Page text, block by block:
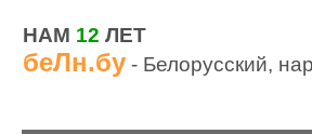
НАМ 12 ЛЕТ
беЛн.бу - Белорусский,